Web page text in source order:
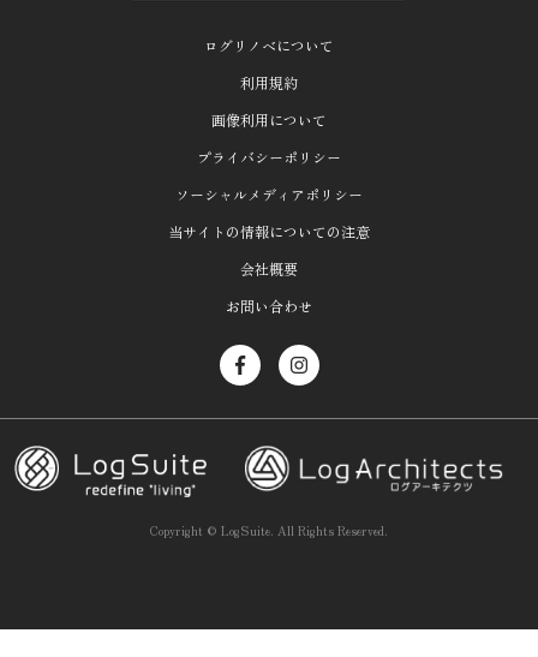
ログリノベについて
利用規約
画像利用について
プライバシーポリシー
ソーシャルメディアポリシー
当サイトの情報についての注意
会社概要
お問い合わせ
Copyright © LogSuite. All Rights Reserved.